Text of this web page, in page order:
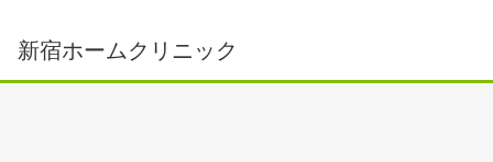
新宿ホームクリニック